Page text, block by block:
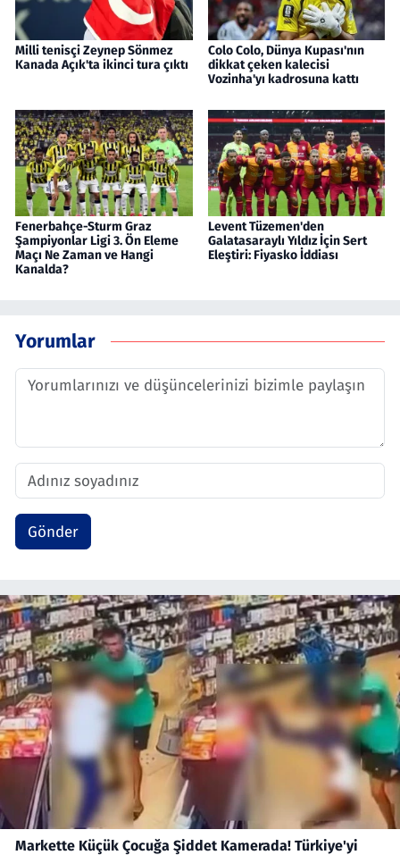
Milli tenisçi Zeynep Sönmez
Kanada Açık'ta ikinci tura çıktı
Colo Colo, Dünya Kupası'nın
dikkat çeken kalecisi
Vozinha'yı kadrosuna kattı
Fenerbahçe-Sturm Graz
Şampiyonlar Ligi 3. Ön Eleme
Maçı Ne Zaman ve Hangi
Kanalda?
Levent Tüzemen'den
Galatasaraylı Yıldız İçin Sert
Eleştiri: Fiyasko İddiası
Yorumlar
Gönder
Markette Küçük Çocuğa Şiddet Kamerada! Türkiye'yi